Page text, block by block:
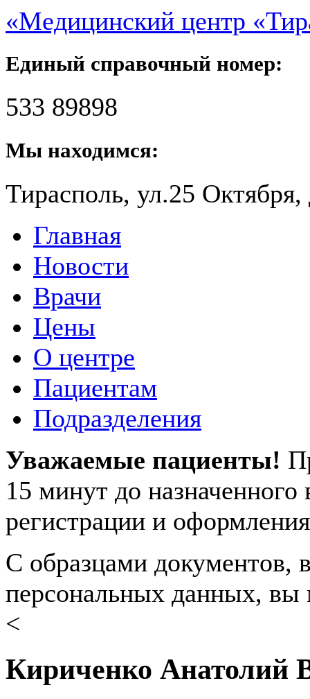
«Медицинский центр
Единый справочный номер:
533 89898
Мы находимся:
Тирасполь, ул.25 Октября,
Главная
Новости
Врачи
Цены
О центре
Пациентам
Подразделения
Уважаемые пациенты!
15 минут до
регистрации и
С образцами документов,
персональных данных, вы
<
Кириченко Анатолий